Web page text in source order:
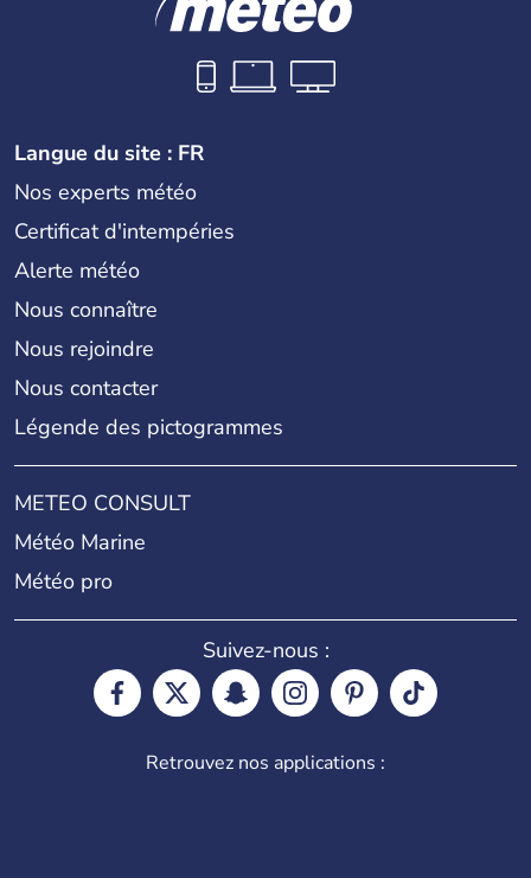
Langue du site : FR
Nos experts météo
Certificat d'intempéries
Alerte météo
Nous connaître
Nous rejoindre
Nous contacter
Légende des pictogrammes
METEO CONSULT
Météo Marine
Météo pro
Suivez-nous :
Retrouvez nos applications :